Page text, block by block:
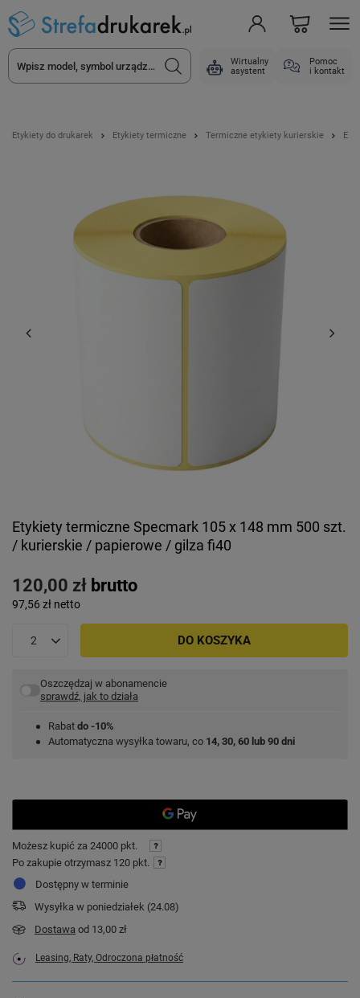
Wirtualny
asystent
Pomoc
i kontakt
Etykiety do drukarek Etykiety termiczne Termiczne etykiety kurierskie
Etykiety termiczne Specmark 105 x 148 mm 500 szt.
/ kurierskie / papierowe / gilza fi40
120,00 zł brutto
97,56 zł netto
DO KOSZYKA
Oszczędzaj w abonamencie
sprawdź, jak to działa
Rabat do -10%
Automatyczna wysyłka towaru, co 14, 30, 60 lub 90 dni
Możesz kupić za 24000 pkt.
Po zakupie otrzymasz 120 pkt.
Dostępny w terminie
Wysyłka w poniedziałek (24.08)
Dostawa od 13,00 zł
Leasing, Raty, Odroczona płatność